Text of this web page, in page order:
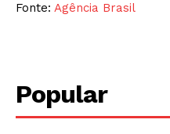
Fonte: Agência Brasil
Popular